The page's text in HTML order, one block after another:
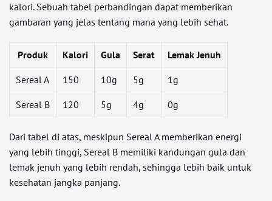
kalori. Sebuah tabel perbandingan dapat memberikan
gambaran yang jelas tentang mana yang lebih sehat.
Produk Kalori Gula Serat Lemak Jenuh
Sereal A 150 10g 5g 1g
Sereal B 120 5g 4g 0g
Dari tabel di atas, meskipun Sereal A memberikan energi
yang lebih tinggi, Sereal B memiliki kandungan gula dan
lemak jenuh yang lebih rendah, sehingga lebih baik untuk
kesehatan jangka panjang.